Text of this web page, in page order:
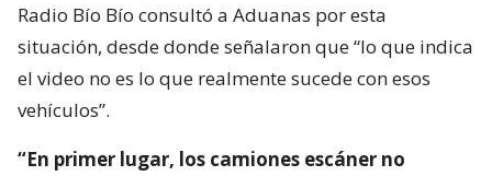
Radio Bío Bío consultó a Aduanas por esta
situación, desde donde señalaron que “lo que indica
el video no es lo que realmente sucede con esos
vehículos”.
“En primer lugar, los camiones escáner no